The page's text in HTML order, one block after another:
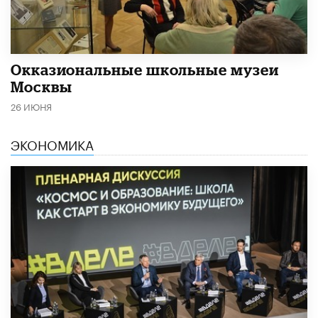
​Окказиональные школьные музеи
Москвы
26 ИЮНЯ
ЭКОНОМИКА